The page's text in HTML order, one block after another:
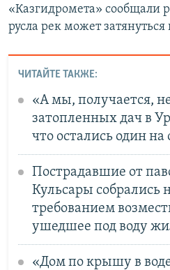
«Казгидромета» сообщали
русла рек может
ЧИТАЙТЕ ТАКЖЕ:
«А мы, получается,
затопленных дач в
что остались один на
Пострадавшие от
Кульсары собрались
требованием
ушедшее под воду
«Дом по крышу в